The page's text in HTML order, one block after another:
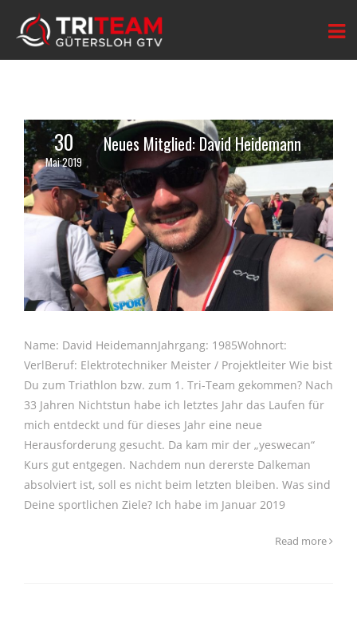
30
Mai 2019
Neues Mitglied: David Heidemann
Name: David HeidemannJahrgang: 1985Wohnort:
VerlBeruf: Elektrotechniker Meister / Projektleiter Wie bist
Du zum Triathlon bzw. zum 1. Tri-Team gekommen? Nach
33 Jahren Nichtstun habe ich letztes Jahr das Laufen für
mich entdeckt und für dieses Jahr eine neue
Herausforderung gesucht. Da kam mir der „yeswecan“
Kurs gut entgegen. Nachdem nun dererste Dalkeman
absolviert ist, soll es nicht beim letzten bleiben. Was sind
Deine sportlichen Ziele? Ich habe im Januar 2019
Read more